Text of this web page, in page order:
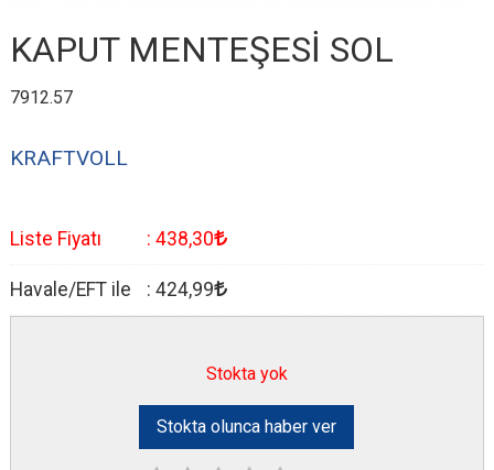
KAPUT MENTEŞESİ SOL
7912.57
KRAFTVOLL
Liste Fiyatı : 438,30
Havale/EFT ile : 424,99
Stokta yok
Stokta olunca haber ver